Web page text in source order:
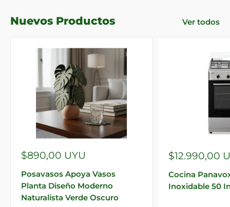
Nuevos Productos Ver todos
Precio
venta
$890,00 UYU
Posavasos Apoya Vasos
Planta Diseño Moderno
Naturalista Verde Oscuro
Precio
venta
$12.990,00
Cocina
Inoxidable 50